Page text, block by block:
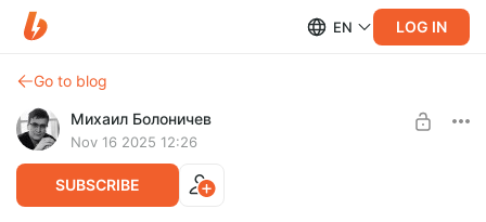
EN LOG IN
Go to blog
Михаил Болоничев
Nov 16 2025 12:26
SUBSCRIBE